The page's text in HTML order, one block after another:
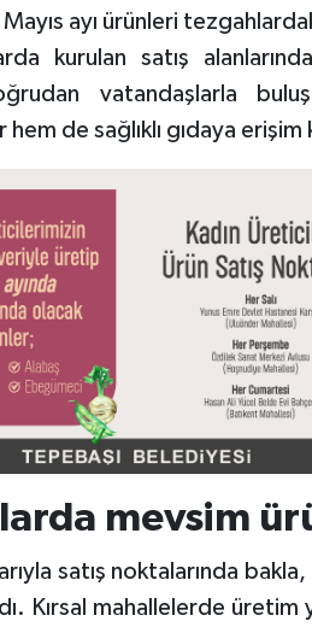
ayı ürünleri
kurulan satış
vatandaşlarla
de sağlıklı gıdaya erişim
mevsim
satış noktalarında
Kırsal mahallelerde